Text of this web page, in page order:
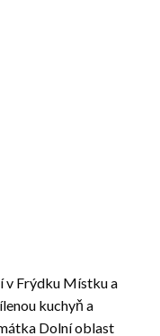
v Frýdku Místku a
kuchyň a
Dolní oblast